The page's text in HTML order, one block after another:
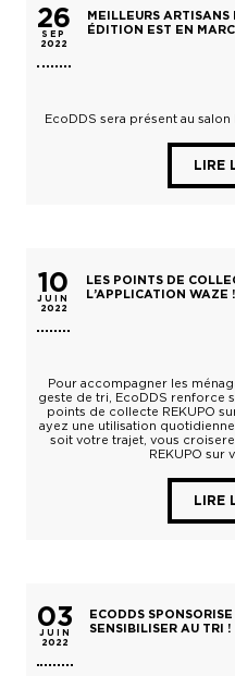
26
SEP
2022
MEILLEURS ARTISANS
ÉDITION EST EN
EcoDDS sera présent au
LIRE
10
JUIN
2022
LES POINTS DE
L’APPLICATION WAZE !
Pour accompagner les
geste de tri, EcoDDS renforce
points de collecte REKUPO
ayez une utilisation
soit votre trajet, vous
REKUPO sur
LIRE
03
JUIN
2022
ECODDS
SENSIBILISER AU TRI !